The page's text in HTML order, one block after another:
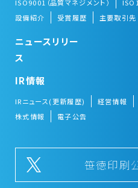
ISO9001（品質マネジメント）
設備紹介
受賞履歴 主要取引先
ニュースリリー
ス
IR情報
IRニュース(更新履歴) 経営情報
株式情報
電子公告
笹徳印刷